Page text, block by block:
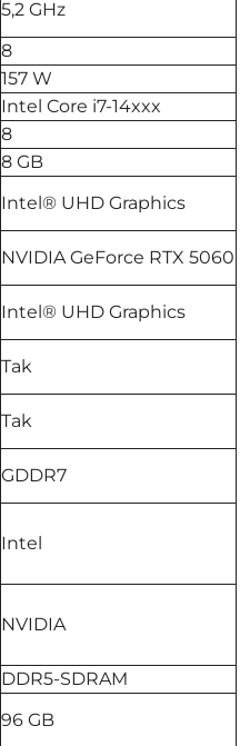
5,2 GHz
8
157 W
Intel Core i7-14xxx
8
8 GB
Intel® UHD Graphics
NVIDIA GeForce RTX 5060
Intel® UHD Graphics
Tak
Tak
GDDR7
Intel
NVIDIA
DDR5-SDRAM
96 GB